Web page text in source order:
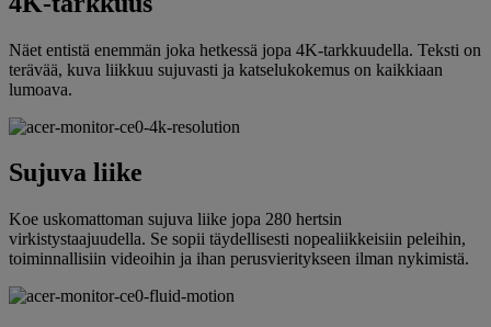
Näet entistä enemmän joka hetkessä jopa 4K-tarkkuudella. Teksti on
terävää, kuva liikkuu sujuvasti ja katselukokemus on kaikkiaan
lumoava.
Sujuva liike
Koe uskomattoman sujuva liike jopa 280 hertsin
virkistystaajuudella. Se sopii täydellisesti nopealiikkeisiin peleihin,
toiminnallisiin videoihin ja ihan perusvieritykseen ilman nykimistä.